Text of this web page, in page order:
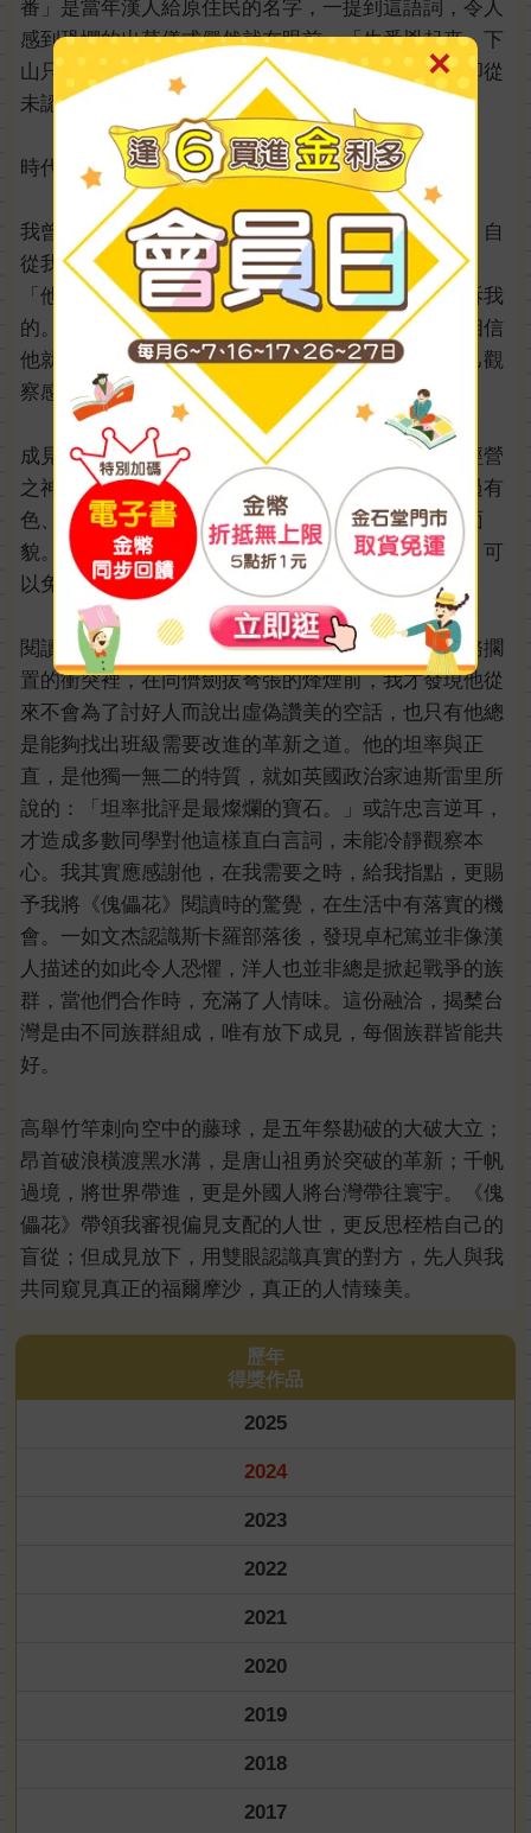
番」是當年漢人給原住民的名字，一提到這語詞，令人
感到恐懼的出草儀式儼然就在眼前。「生番兇起來，下
山只會見人就砍」，福建移民是這麼口述的；但他卻從
未認識過原住民，只是選擇相信想相信的傳聞。
時代倉促的腳步，使人忘卻邁往求真的蹊徑。
我曾經有位朋友，他總是一針見血的說出旁人缺點。自
從我聽過有關他的名字和個性時，我就十分討厭他，
「他每次都一直說別人的壞話。」這是其他朋友告訴我
的。總是目中無人，只會批評，緣分的起點，我也相信
他就是這樣不可取。我似乎也忘記了求真是需要自己觀
察感受，不能假手他人言說……
成見，使人們看不清眼前事物與事件的全貌。擁有經營
之神美名的松下幸之助曾云：「心存偏見，好比透過有
色、凹凸的鏡片來看東西，看到的已不是他原來的面
貌。」《傀儡花》讓我發現，放下成見，拋棄偏執，可
以免去莫須有的誤會。
閱讀後的醒悟，引我重新真正認識那位朋友。在班務擱
置的衝突裡，在同儕劍拔弩張的烽煙前，我才發現他從
來不會為了討好人而說出虛偽讚美的空話，也只有他總
是能夠找出班級需要改進的革新之道。他的坦率與正
直，是他獨一無二的特質，就如英國政治家迪斯雷里所
說的：「坦率批評是最燦爛的寶石。」或許忠言逆耳，
才造成多數同學對他這樣直白言詞，未能冷靜觀察本
心。我其實應感謝他，在我需要之時，給我指點，更賜
予我將《傀儡花》閱讀時的驚覺，在生活中有落實的機
會。一如文杰認識斯卡羅部落後，發現卓杞篤並非像漢
人描述的如此令人恐懼，洋人也並非總是掀起戰爭的族
群，當他們合作時，充滿了人情味。這份融洽，揭櫫台
灣是由不同族群組成，唯有放下成見，每個族群皆能共
好。
高舉竹竿刺向空中的藤球，是五年祭勘破的大破大立；
昂首破浪橫渡黑水溝，是唐山祖勇於突破的革新；千帆
過境，將世界帶進，更是外國人將台灣帶往寰宇。《傀
儡花》帶領我審視偏見支配的人世，更反思桎梏自己的
盲從；但成見放下，用雙眼認識真實的對方，先人與我
共同窺見真正的福爾摩沙，真正的人情臻美。
歷年
得獎作品
2025
2024
2023
2022
2021
2020
2019
2018
2017